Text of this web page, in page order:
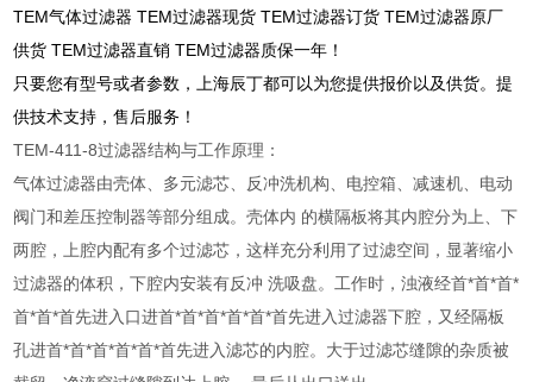
TEM气体过滤器 TEM过滤器现货 TEM过滤器订货 TEM过滤器原厂
供货 TEM过滤器直销 TEM过滤器质保一年！
只要您有型号或者参数，上海辰丁都可以为您提供报价以及供货。提
供技术支持，售后服务！
TEM-411-8过滤器结构与工作原理：
气体过滤器由壳体、多元滤芯、反冲洗机构、电控箱、减速机、电动
阀门和差压控制器等部分组成。壳体内 的横隔板将其内腔分为上、下
两腔，上腔内配有多个过滤芯，这样充分利用了过滤空间，显著缩小
过滤器的体积，下腔内安装有反冲 洗吸盘。工作时，浊液经首*首*首*
首*首*首先进入口进首*首*首*首*首*首先进入过滤器下腔，又经隔板
孔进首*首*首*首*首*首先进入滤芯的内腔。大于过滤芯缝隙的杂质被